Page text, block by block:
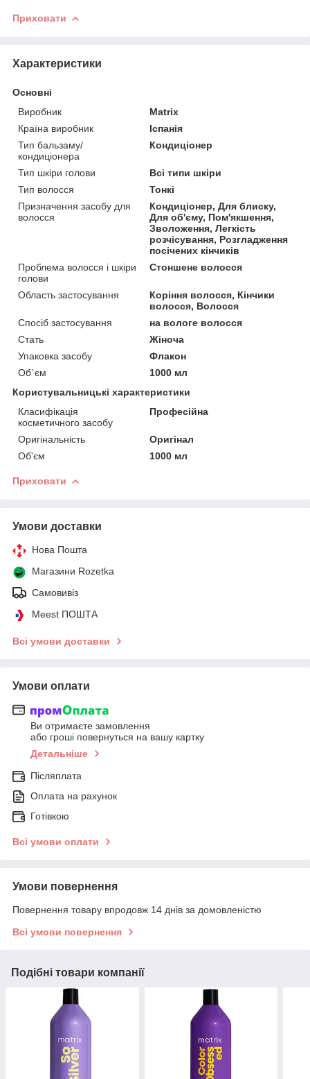
Приховати
Характеристики
Основні
Виробник
Matrix
Країна виробник
Іспанія
Тип бальзаму/
кондиціонера
Кондиціонер
Тип шкіри голови
Всі типи шкіри
Тип волосся
Тонкі
Призначення засобу для
волосся
Кондиціонер, Для блиску,
Для об'єму, Пом'якшення,
Зволоження, Легкість
розчісування, Розгладження
посічених кінчиків
Проблема волосся і шкіри
голови
Стоншене волосся
Область застосування
Коріння волосся, Кінчики
волосся, Волосся
Спосіб застосування
на вологе волосся
Стать
Жіноча
Упаковка засобу
Флакон
Об`єм
1000 мл
Користувальницькі характеристики
Класифікація
косметичного засобу
Професійна
Оригінальність
Оригінал
Об'єм
1000 мл
Приховати
Умови доставки
Нова Пошта
Магазини Rozetka
Самовивіз
Meest ПОШТА
Всі умови доставки
Умови оплати
Ви отримаєте замовлення
або гроші повернуться на вашу картку
Детальніше
Післяплата
Оплата на рахунок
Готівкою
Всі умови оплати
Умови повернення
Повернення товару впродовж 14 днів за домовленістю
Всі умови повернення
Подібні товари компанії